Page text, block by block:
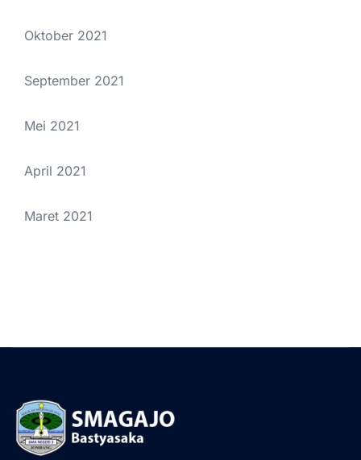
Oktober 2021
September 2021
Mei 2021
April 2021
Maret 2021